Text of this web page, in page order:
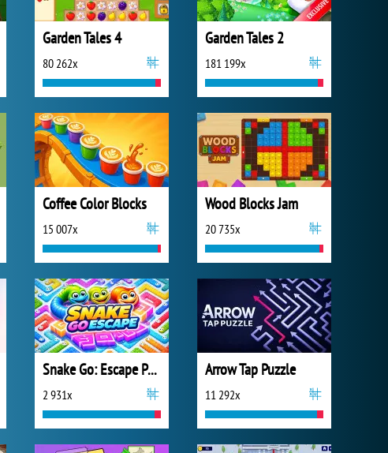
Garden Tales 4
80 262x
Garden Tales 2
181 199x
Coffee Color Blocks
15 007x
Wood Blocks Jam
20 735x
Snake Go: Escape Puzzle
2 931x
Arrow Tap Puzzle
11 292x